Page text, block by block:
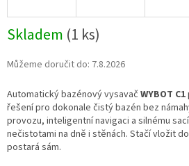
Skladem (1 ks)
Můžeme doručit do: 7.8.2026
Automatický bazénový vysavač WYBOT C1
řešení pro dokonale čistý bazén bez
provozu, inteligentní navigaci a silnému
nečistotami na dně i stěnách. Stačí vložit
postará sám.